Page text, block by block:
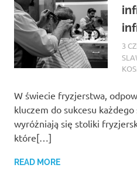
3
W świecie fryzjerstwa,
kluczem do sukcesu
wyróżniają się stoliki
które[…]
READ MORE